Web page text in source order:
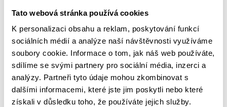
Tato webová stránka používá cookies
K personalizaci obsahu a reklam, poskytování funkcí
sociálních médií a analýze naší návštěvnosti využíváme
soubory cookie. Informace o tom, jak náš web používáte,
sdílíme se svými partnery pro sociální média, inzerci a
analýzy. Partneři tyto údaje mohou zkombinovat s
dalšími informacemi, které jste jim poskytli nebo které
získali v důsledku toho, že používáte jejich služby.
REVIZE NOUZOVÉHO OSVĚTLENÍ ŘÍZENÍ
UMĚLÉ OSVĚTLENÍ VEŘEJNÉ OSVĚTLENÍ
VÝPOČET OSVĚTLENÍ VÝPOČET ZASTÍNĚNÍ
VÝPOČTY A NÁVRHY ZASTÍNĚNÍ
ZKOUŠKY NOUZOVÉHO OSVĚTLENÍ